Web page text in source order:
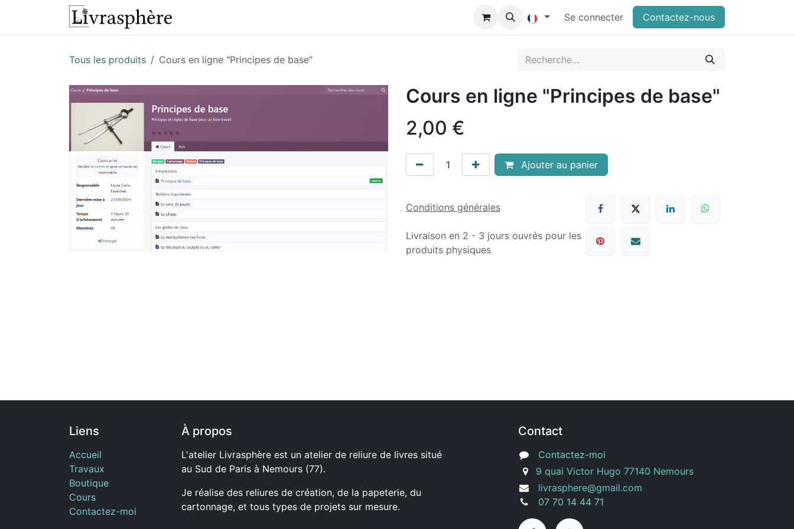
Se rendre au contenu
Se connecter Contactez-nous
Tous les produits Cours en ligne "Principes de base"
Cours en ligne "Principes de base"
2,00 €
Ajouter au panier
Conditions générales
Livraison en 2 - 3 jours ouvrés pour les
produits physiques
Liens
Accueil
Travaux
Boutique
Cours
Contactez-moi
À propos
L'atelier Livrasphère est un atelier de reliure de livres situé
au Sud de Paris à Nemours (77).
Je réalise des reliures de création, de la papeterie, du
cartonnage, et tous types de projets sur mesure.
Contact
Contactez-moi
9 quai Victor Hugo 77140 Nemours
livrasphere@gmail.com
07 70 14 44 71